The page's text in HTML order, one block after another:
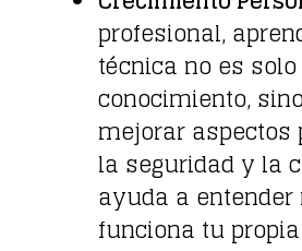
profesional,
técnica no es
conocimiento,
mejorar aspectos
la seguridad y la
ayuda a
funciona tu